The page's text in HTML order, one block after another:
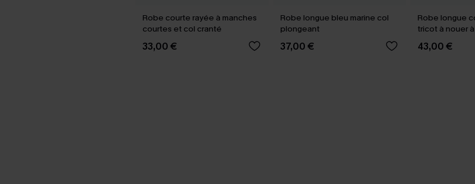
Robe courte rayée à manches
courtes et col cranté
33,00 €
Robe longue bleu marine col
plongeant
37,00 €
Robe longue
tricot à nouer
43,00 €